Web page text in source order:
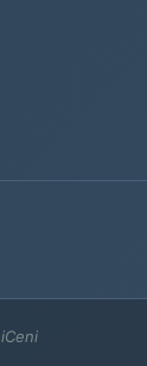
iCeni